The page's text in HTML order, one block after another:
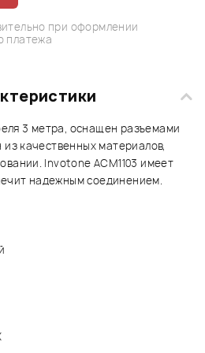
при оформлении
платежа
3 метра, оснащен разъемами
из качественных материалов,
Invotone ACM1103 имеет
надежным соединением.